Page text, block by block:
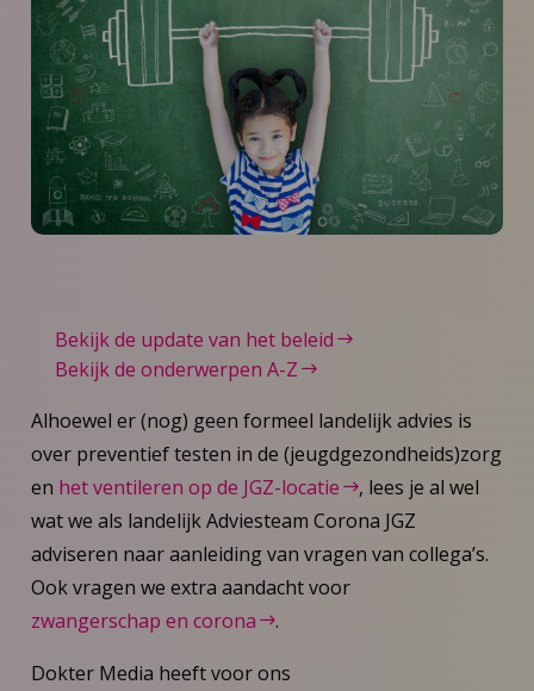
Bekijk de update van het beleid
Bekijk de onderwerpen A-Z
Alhoewel er (nog) geen formeel landelijk advies is
over preventief testen in de (jeugdgezondheids)zorg
en het ventileren op de JGZ-locatie
, lees je al wel
wat we als landelijk Adviesteam Corona JGZ
adviseren naar aanleiding van vragen van collega’s.
Ook vragen we extra aandacht voor
zwangerschap en corona
.
Dokter Media heeft voor ons